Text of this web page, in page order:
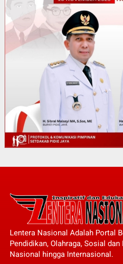
Lentera Nasional Adalah Portal
Pendidikan, Olahraga, Sosial
Nasional hingga Internasional.